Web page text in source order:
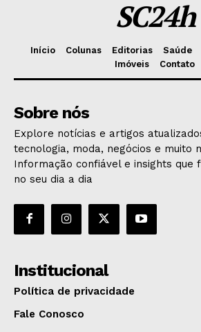
SC24h
Início Colunas Editorias Saúde
Imóveis
Contato
Sobre nós
Explore notícias e artigos
tecnologia, moda, negócios e muito
Informação confiável e insights que
no seu dia a dia
Institucional
Política de privacidade
Fale Conosco